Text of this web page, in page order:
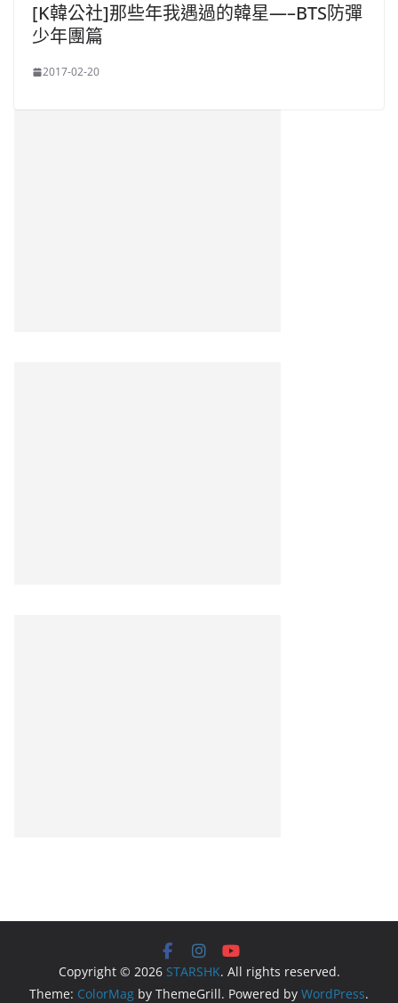
[K韓公社]那些年我遇過的韓星—–BTS防彈
少年團篇
2017-02-20
Copyright © 2026 STARSHK. All rights reserved.
Theme: ColorMag by ThemeGrill. Powered by WordPress.